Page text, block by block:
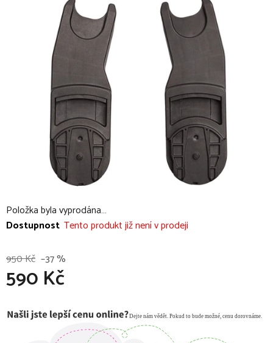
Položka byla vyprodána…
Dostupnost Tento produkt již není v prodeji
950 Kč –37 %
590 Kč